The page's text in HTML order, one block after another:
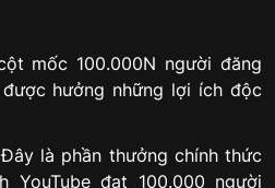
mốc 100.000N người đăng
hưởng những lợi ích độc
là phần thưởng chính thức
YouTube đạt 100.000 người